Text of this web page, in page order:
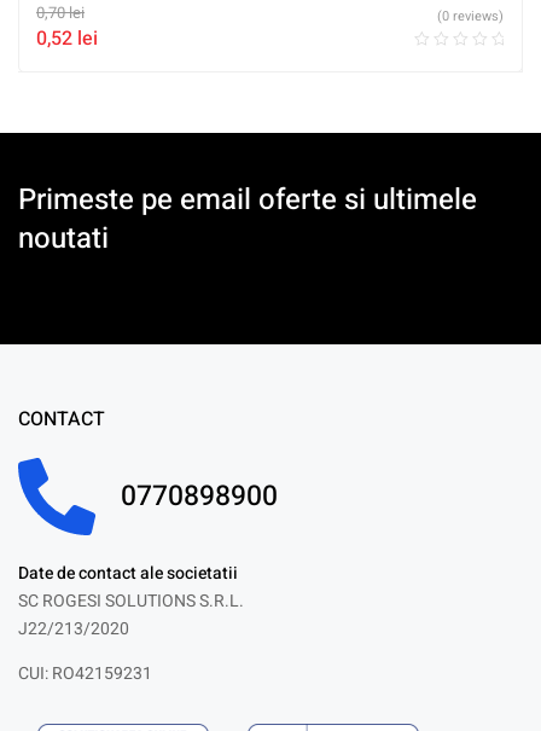
0,70lei
0,52 lei
(0 reviews)
Primeste pe email oferte si ultimele
noutati
CONTACT
0770898900
Date de contact ale societatii
SC ROGESI SOLUTIONS S.R.L.
J22/213/2020
CUI: RO42159231